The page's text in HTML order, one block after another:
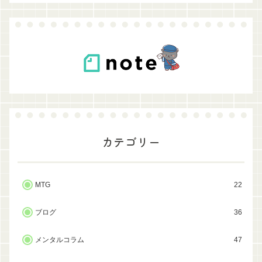
カテゴリー
MTG 22
ブログ 36
メンタルコラム 47